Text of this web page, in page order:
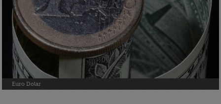
Euro Dolar